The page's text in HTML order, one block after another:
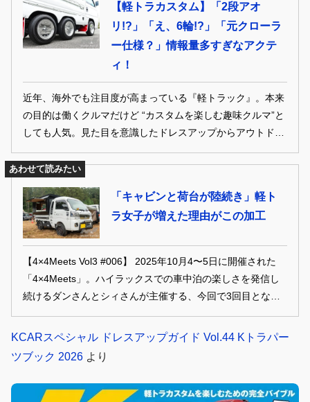
【軽トラカスタム】「2段アオ
リ!?」「え、6輪!?」「元クローラ
ー仕様？」情報量多すぎなアクテ
ィ！
近年、海外でも注目度が高まっている『軽トラック』。本来
の目的は働くクルマだけど “カスタムを楽しむ趣味クルマ”と
しても人気。見た目を意識したドレスアップからアウトドア
やレジャーでの実用性に特化するなど仕様も様々。そんな軽
トラカスタムに魅了された“ちょっと昔の”オーナーカーを振
り返る。
あわせて読みたい
「キャビンと荷台が陸続き」軽ト
ラ女子が増えた理由がこの加工
【4×4Meets Vol3 #006】 2025年10月4〜5日に開催された
「4×4Meets」。ハイラックスでの車中泊の楽しさを発信し
続けるダンさんとシィさんが主催する、今回で3回目となる
車中泊イベント。個性豊かな参加者がそれぞれの車中泊の楽
しみ方を披露していた。
KCARスペシャル ドレスアップガイド Vol.44 Kトラパー
ツブック 2026 より